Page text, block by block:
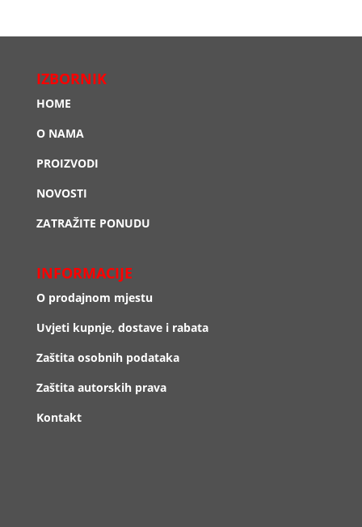
IZBORNIK
HOME
O NAMA
PROIZVODI
NOVOSTI
ZATRAŽITE PONUDU
INFORMACIJE
O prodajnom mjestu
Uvjeti kupnje, dostave i rabata
Zaštita osobnih podataka
Zaštita autorskih prava
Kontakt